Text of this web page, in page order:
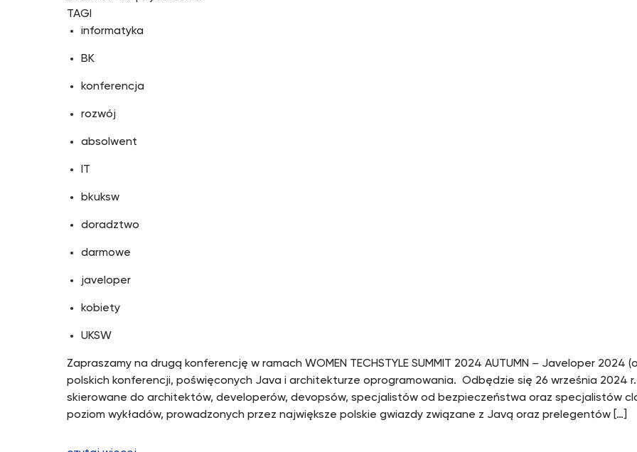
TAGI
informatyka
BK
konferencja
rozwój
absolwent
IT
bkuksw
doradztwo
darmowe
javeloper
kobiety
UKSW
Zapraszamy na drugą konferencję w ramach WOMEN TECHSTYLE SUMMIT 2024 AUTUMN – Javeloper
polskich konferencji, poświęconych Java i architekturze oprogramowania. Odbędzie się 26 września 2024
skierowane do architektów, developerów, devopsów, specjalistów od bezpieczeństwa oraz specjalistów
poziom wykładów, prowadzonych przez największe polskie gwiazdy związane z Javą oraz prelegentów […]